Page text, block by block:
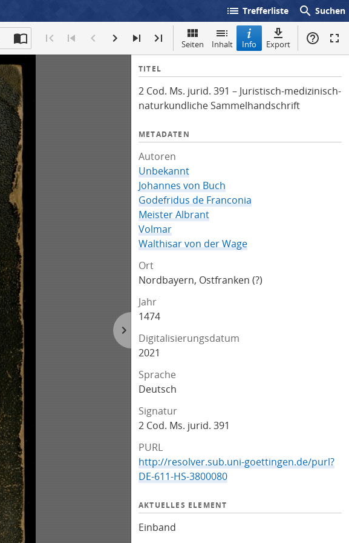
list Trefferliste search Suchen
Seiten Inhalt Info Export
I
f
o
TITEL
2 Cod. Ms. jurid. 391 – Juristisch-medizinisch-
naturkundliche Sammelhandschrift
METADATEN
Autoren
Unbekannt
Johannes von Buch
Godefridus de Franconia
Meister Albrant
Volmar
Walthisar von der Wage
Ort
Nordbayern, Ostfranken (?)
Jahr
1474
Digitalisierungsdatum
2021
Sprache
Deutsch
Signatur
2 Cod. Ms. jurid. 391
PURL
http://resolver.sub.uni-goettingen.de/purl?
DE-611-HS-3800080
AKTUELLES ELEMENT
Einband